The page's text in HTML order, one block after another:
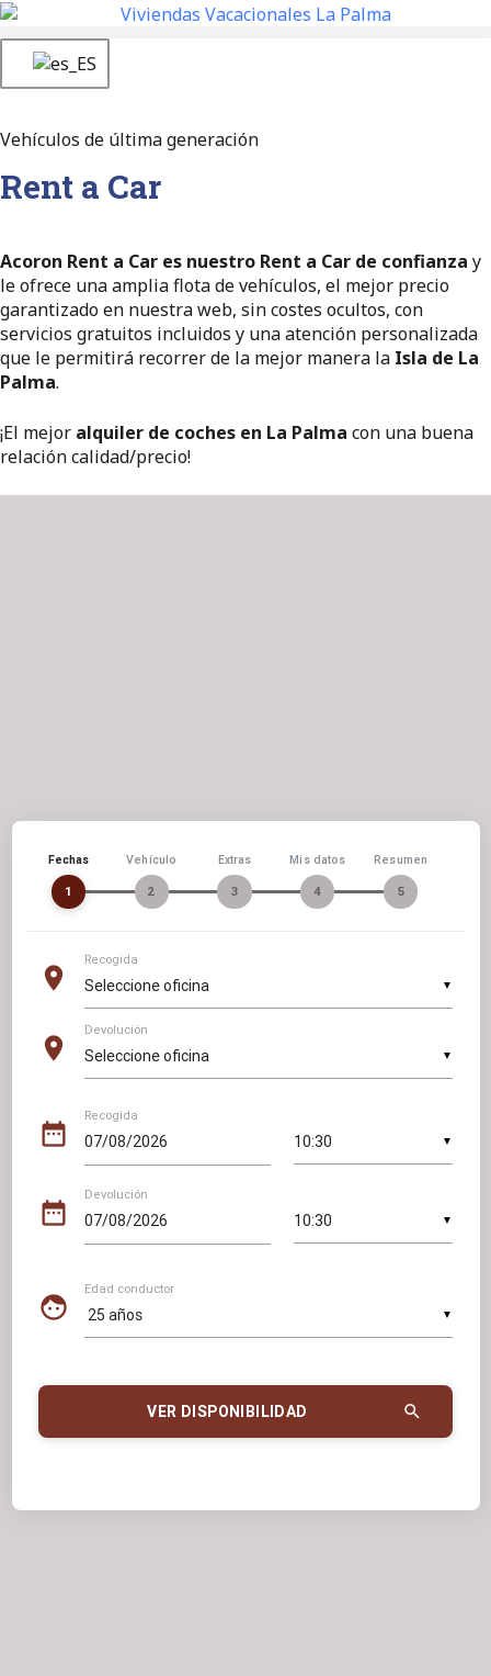
Vehículos de última generación
Rent a Car
Acoron Rent a Car es nuestro Rent a Car de confianza y
le ofrece una amplia flota de vehículos, el mejor precio
garantizado en nuestra web, sin costes ocultos, con
servicios gratuitos incluidos y una atención personalizada
que le permitirá recorrer de la mejor manera la Isla de La
Palma.
¡El mejor alquiler de coches en La Palma con una buena
relación calidad/precio!